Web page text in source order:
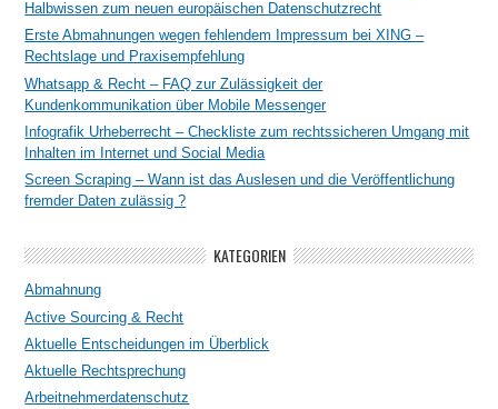
Halbwissen zum neuen europäischen Datenschutzrecht
Erste Abmahnungen wegen fehlendem Impressum bei XING –
Rechtslage und Praxisempfehlung
Whatsapp & Recht – FAQ zur Zulässigkeit der
Kundenkommunikation über Mobile Messenger
Infografik Urheberrecht – Checkliste zum rechtssicheren Umgang mit
Inhalten im Internet und Social Media
Screen Scraping – Wann ist das Auslesen und die Veröffentlichung
fremder Daten zulässig ?
KATEGORIEN
Abmahnung
Active Sourcing & Recht
Aktuelle Entscheidungen im Überblick
Aktuelle Rechtsprechung
Arbeitnehmerdatenschutz